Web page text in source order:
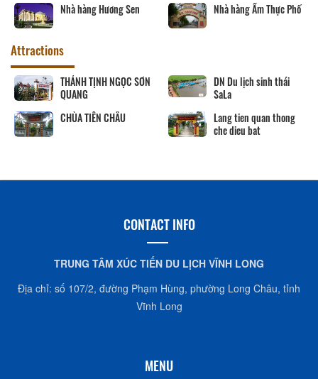
Nhà hàng Hương Sen
Nhà hàng Ẩm Thực Phố
Attractions
THÁNH TỊNH NGỌC SƠN
QUANG
DN Du lịch sinh thái
SaLa
CHÙA TIÊN CHÂU
Lang tien quan thong
che dieu bat
CONTACT INFO
TRUNG TÂM XÚC TIẾN DU LỊCH VĨNH LONG
Địa chỉ: số 107/2, đường Phạm Hùng, phường Long Châu, tỉnh
Vĩnh Long
MENU